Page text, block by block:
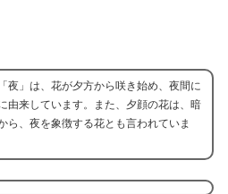
夜」は、花が夕方から咲き始め、夜間に
由来しています。また、夕顔の花は、暗
ら、夜を象徴する花とも言われていま